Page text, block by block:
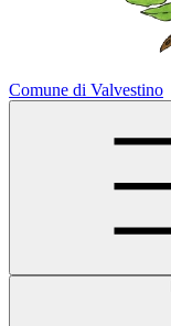
Comune di Valvestino